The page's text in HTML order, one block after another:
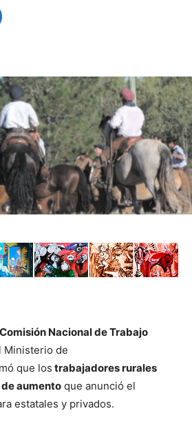
Comisión Nacional de Trabajo
Ministerio de
que los trabajadores rurales
aumento que anunció el
estatales y privados.